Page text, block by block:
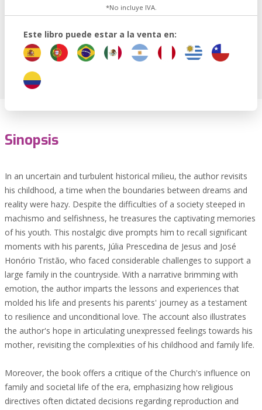
*No incluye IVA.
Este libro puede estar a la venta en:
Sinopsis
In an uncertain and turbulent historical milieu, the author revisits
his childhood, a time when the boundaries between dreams and
reality were hazy. Despite the difficulties of a society steeped in
machismo and selfishness, he treasures the captivating memories
of his youth. This nostalgic dive prompts him to recall significant
moments with his parents, Júlia Prescedina de Jesus and José
Honório Tristão, who faced considerable challenges to support a
large family in the countryside. With a narrative brimming with
emotion, the author imparts the lessons and experiences that
molded his life and presents his parents' journey as a testament
to resilience and unconditional love. The account also illustrates
the author's hope in articulating unexpressed feelings towards his
mother, revisiting the complexities of his childhood and family life.
Moreover, the book offers a critique of the Church's influence on
family and societal life of the era, emphasizing how religious
directives often dictated decisions regarding reproduction and